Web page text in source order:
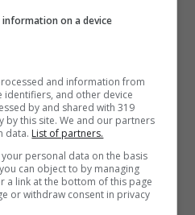
on a device
and information from
identifiers, and other device
by and shared with 319
by this site. We and our partners
data. List of partners.
personal data on the basis
can object to by managing
a link at the bottom of this page
or withdraw consent in privacy